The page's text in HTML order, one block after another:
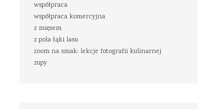
współpraca
współpraca komercyjna
z mięsem
z pola łąki lasu
zoom na smak: lekcje fotografii kulinarnej
zupy